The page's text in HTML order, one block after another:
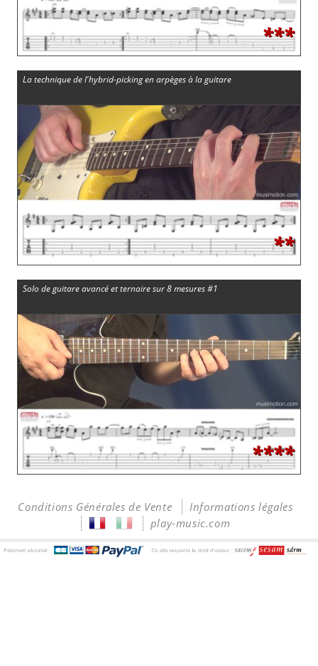
***
La technique de l'hybrid-picking en arpèges à la guitare
**
Solo de guitare avancé et ternaire sur 8 mesures #1
****
Conditions Générales de Vente
Informations légales
play-music.com